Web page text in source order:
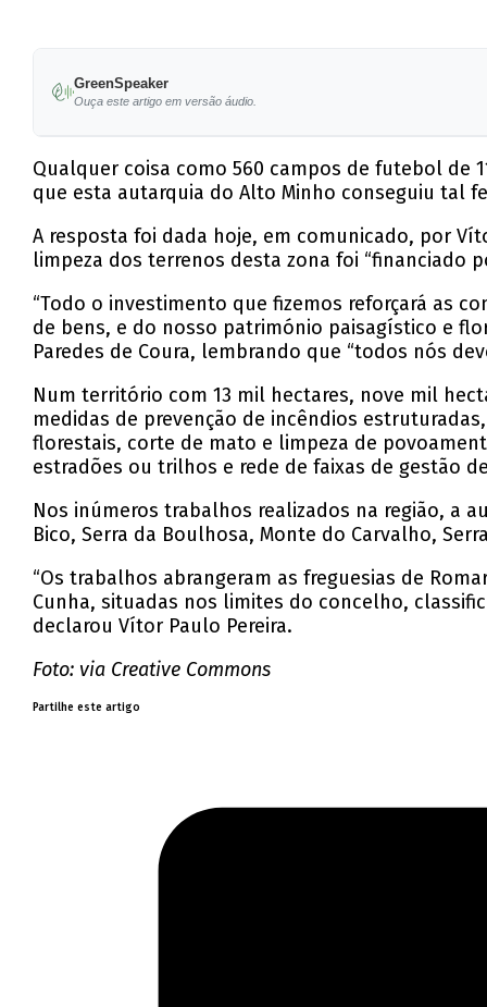
GreenSpeaker
Ouça este artigo em versão áudio.
Qualquer coisa como 560 campos de futebol de
que esta autarquia do Alto Minho conseguiu tal
A resposta foi dada hoje, em comunicado, por
limpeza dos terrenos desta zona foi “financiado
“Todo o investimento que fizemos reforçará as
de bens, e do nosso património paisagístico e
Paredes de Coura, lembrando que “todos nós
Num território com 13 mil hectares, nove mil
medidas de prevenção de incêndios
florestais, corte de mato e limpeza de
estradões ou trilhos e rede de faixas de gestão
Nos inúmeros trabalhos realizados na região, a
Bico, Serra da Boulhosa, Monte do Carvalho,
“Os trabalhos abrangeram as freguesias de
Cunha, situadas nos limites do concelho,
declarou Vítor Paulo Pereira.
Foto: via Creative Commons
Partilhe este artigo